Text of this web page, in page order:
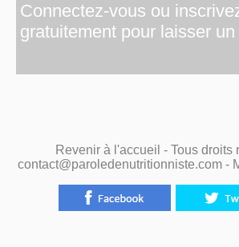
Connectez-vous ou
gratuitement pour laisser
Revenir à l'accueil - Tous droits
contact@paroledenutritionniste.com -